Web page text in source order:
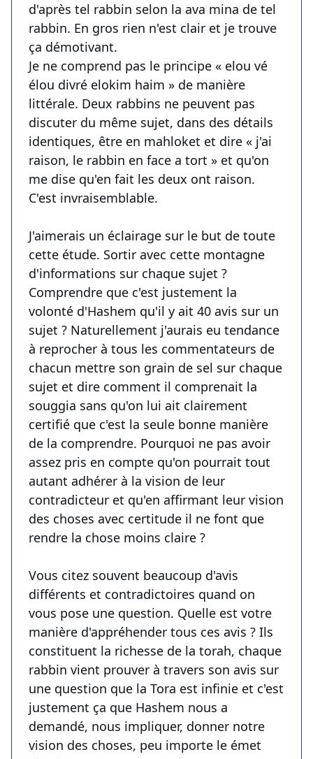
d'après tel rabbin selon la ava mina de tel
rabbin. En gros rien n'est clair et je trouve
ça démotivant.
Je ne comprend pas le principe « elou vé
élou divré elokim haim » de manière
littérale. Deux rabbins ne peuvent pas
discuter du même sujet, dans des détails
identiques, être en mahloket et dire « j'ai
raison, le rabbin en face a tort » et qu'on
me dise qu'en fait les deux ont raison.
C'est invraisemblable.
J'aimerais un éclairage sur le but de toute
cette étude. Sortir avec cette montagne
d'informations sur chaque sujet ?
Comprendre que c'est justement la
volonté d'Hashem qu'il y ait 40 avis sur un
sujet ? Naturellement j'aurais eu tendance
à reprocher à tous les commentateurs de
chacun mettre son grain de sel sur chaque
sujet et dire comment il comprenait la
souggia sans qu'on lui ait clairement
certifié que c'est la seule bonne manière
de la comprendre. Pourquoi ne pas avoir
assez pris en compte qu'on pourrait tout
autant adhérer à la vision de leur
contradicteur et qu'en affirmant leur vision
des choses avec certitude il ne font que
rendre la chose moins claire ?
Vous citez souvent beaucoup d'avis
différents et contradictoires quand on
vous pose une question. Quelle est votre
manière d'appréhender tous ces avis ? Ils
constituent la richesse de la torah, chaque
rabbin vient prouver à travers son avis sur
une question que la Tora est infinie et c'est
justement ça que Hashem nous a
demandé, nous impliquer, donner notre
vision des choses, peu importe le émet